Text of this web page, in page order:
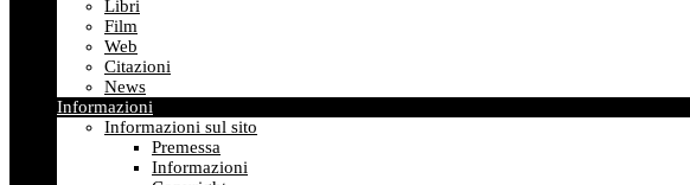
Libri
Film
Web
Citazioni
News
Informazioni
Informazioni sul sito
Premessa
Informazioni